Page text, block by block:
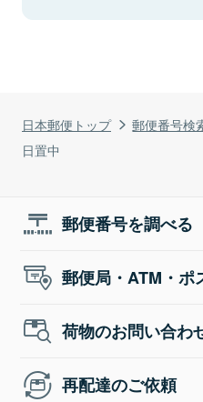
日本郵便トップ 郵便番号検
日置中
郵便番号を調べる
郵便局・ATM・ポ
荷物のお問い合わ
再配達のご依頼